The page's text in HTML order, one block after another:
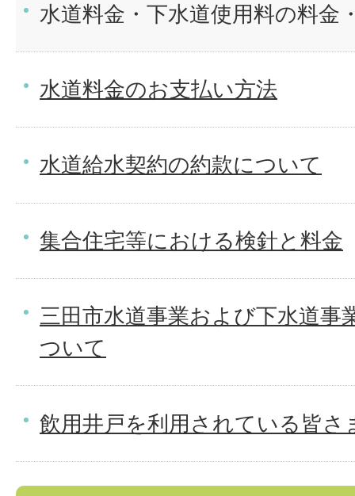
水道料金・下水道使用料の料金
水道料金のお支払い方法
水道給水契約の約款について
集合住宅等における検針と料金
三田市水道事業および下水道事
ついて
飲用井戸を利用されている皆さ